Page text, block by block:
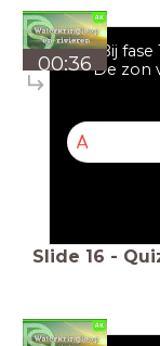
00:36
Bij
De zon
A
Slide 16 -